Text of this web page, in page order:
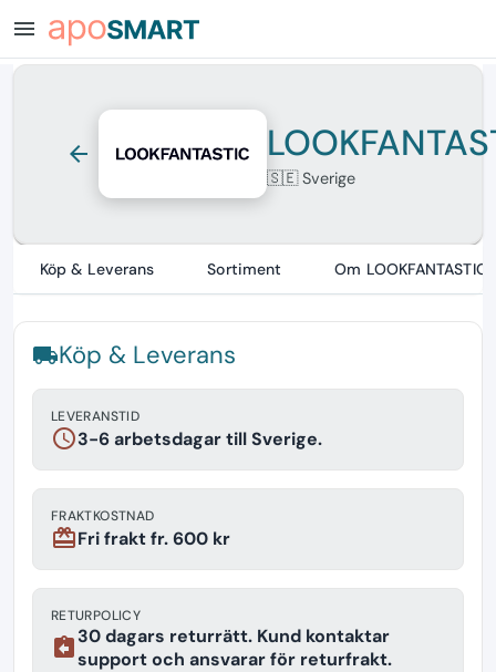
menu
arrow_back
🇸🇪 Sverige
Köp & Leverans Sortiment Om LOOKFANTASTIC
local_shippingKöp & Leverans
LEVERANSTID
schedule3-6 arbetsdagar till Sverige.
FRAKTKOSTNAD
redeemFri frakt fr. 600 kr
RETURPOLICY
assignment_return30 dagars returrätt. Kund kontaktar
support och ansvarar för returfrakt.